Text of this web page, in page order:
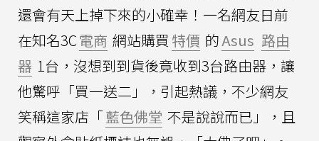
還會有天上掉下來的小確幸！一名網友日前
在知名3C電商 網站購買 特價 的Asus 路由
器 1台，沒想到到貨後竟收到3台路由器，讓
他驚呼「買一送二」，引起熱議，不少網友
笑稱這家店「藍色佛堂 不是說說而已」，且